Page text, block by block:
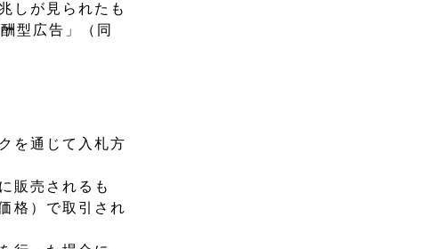
しが見られたも
型広告」（同
を通じて入札方
販売されるも
格）で取引され